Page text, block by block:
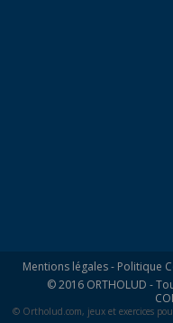
Mentions légales- Politique
© 2016 ORTHOLUD -
© Ortholud.com, jeux et exercices